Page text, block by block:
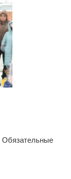
Обязательные